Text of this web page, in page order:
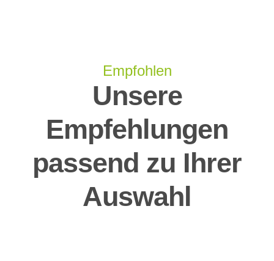
Empfohlen
Unsere
Empfehlungen
passend zu Ihrer
Auswahl